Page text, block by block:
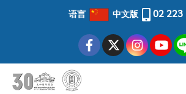
语言 中文版 02 223